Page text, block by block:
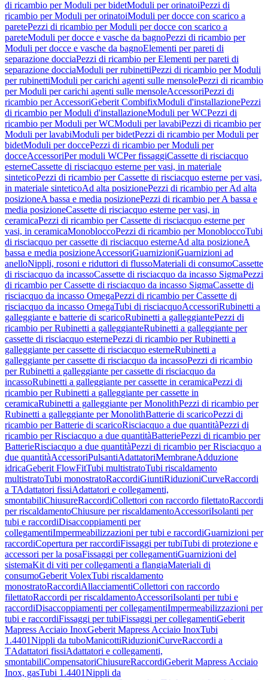
di ricambio per Moduli per bidetModuli per orinatoiPezzi di
ricambio per Moduli per orinatoiModuli per docce con scarico a
paretePezzi di ricambio per Moduli per docce con scarico a
pareteModuli per docce e vasche da bagnoPezzi di ricambio per
Moduli per docce e vasche da bagnoElementi per pareti di
separazione docciaPezzi di ricambio per Elementi per pareti di
separazione docciaModuli per rubinettiPezzi di ricambio per Moduli
per rubinettiModuli per carichi agenti sulle mensolePezzi di ricambio
per Moduli per carichi agenti sulle mensoleAccessoriPezzi di
ricambio per AccessoriGeberit CombifixModuli d'installazionePezzi
di ricambio per Moduli d'installazioneModuli per WCPezzi di
ricambio per Moduli per WCModuli per lavabiPezzi di ricambio per
Moduli per lavabiModuli per bidetPezzi di ricambio per Moduli per
bidetModuli per doccePezzi di ricambio per Moduli per
docceAccessoriPer moduli WCPer fissaggiCassette di risciacquo
esterneCassette di risciacquo esterne per vasi, in materiale
sinteticoPezzi di ricambio per Cassette di risciacquo esterne per vasi,
in materiale sinteticoAd alta posizionePezzi di ricambio per Ad alta
posizioneA bassa e media posizionePezzi di ricambio per A bassa e
media posizioneCassette di risciacquo esterne per vasi, in
ceramicaPezzi di ricambio per Cassette di risciacquo esterne per
vasi, in ceramicaMonobloccoPezzi di ricambio per MonobloccoTubi
di risciacquo per cassette di risciacquo esterneAd alta posizioneA
bassa e media posizioneAccessoriGuarnizioniGuarnizioni ad
anelloNippli, rosoni e riduttori di flussoMateriali di consumoCassette
di risciacquo da incassoCassette di risciacquo da incasso SigmaPezzi
di ricambio per Cassette di risciacquo da incasso SigmaCassette di
risciacquo da incasso OmegaPezzi di ricambio per Cassette di
risciacquo da incasso OmegaTubi di risciacquoAccessoriRubinetti a
galleggiante e batterie di scaricoRubinetti a galleggiantePezzi di
ricambio per Rubinetti a galleggianteRubinetti a galleggiante per
cassette di risciacquo esternePezzi di ricambio per Rubinetti a
galleggiante per cassette di risciacquo esterneRubinetti a
galleggiante per cassette di risciacquo da incassoPezzi di ricambio
per Rubinetti a galleggiante per cassette di risciacquo da
incassoRubinetti a galleggiante per cassette in ceramicaPezzi di
ricambio per Rubinetti a galleggiante per cassette in
ceramicaRubinetti a galleggiante per MonolithPezzi di ricambio per
Rubinetti a galleggiante per MonolithBatterie di scaricoPezzi di
ricambio per Batterie di scaricoRisciacquo a due quantitàPezzi di
ricambio per Risciacquo a due quantitàBatteriePezzi di ricambio per
BatterieRisciacquo a due quantitàPezzi di ricambio per Risciacquo a
due quantitàAccessoriPulsantiAdattatoriMembraneAdduzione
idricaGeberit FlowFitTubi multistratoTubi riscaldamento
multistratoTubi monostratoRaccordiGiuntiRiduzioniCurveRaccordi
a TAdattatori fissiAdattatori e collegamenti,
smontabiliChiusureRaccordiCollettori con raccordo filettatoRaccordi
per riscaldamentoChiusure per riscaldamentoAccessoriIsolanti per
tubi e raccordiDisaccoppiamenti per
collegamentiImpermeabilizzazioni per tubi e raccordiGuarnizioni per
raccordiCopertura per raccordiFissaggi per tubiTubi di protezione e
accessori per la posaFissaggi per collegamentiGuarnizioni del
sistemaKit di viti per collegamenti a flangiaMateriali di
consumoGeberit VolexTubi riscaldamento
monostratoRaccordiAllacciamentiCollettori con raccordo
filettatoRaccordi per riscaldamentoAccessoriIsolanti per tubi e
raccordiDisaccoppiamenti per collegamentiImpermeabilizzazioni per
tubi e raccordiFissaggi per tubiFissaggi per collegamentiGeberit
Mapress Acciaio InoxGeberit Mapress Acciaio InoxTubi
1.4401Nippli da tuboManicottiRiduzioniCurveRaccordi a
TAdattatori fissiAdattatori e collegamenti,
smontabiliCompensatoriChiusureRaccordiGeberit Mapress Acciaio
Inox, gasTubi 1.4401Nippli da